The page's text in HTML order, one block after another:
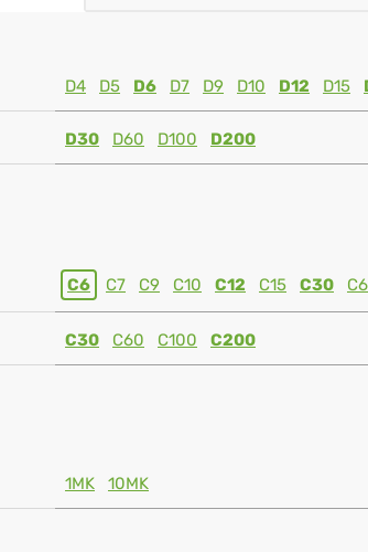
D4 D5 D6 D7 D9 D10 D12 D15
D30 D60 D100 D200
C6 C7 C9 C10 C12 C15 C30
C30 C60 C100 C200
1MK 10MK